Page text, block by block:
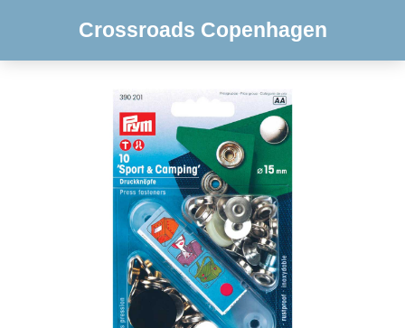
Crossroads Copenhagen